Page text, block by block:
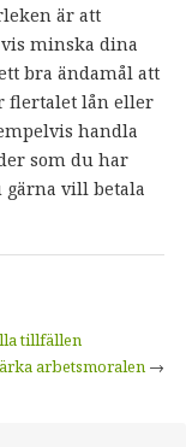
är att
minska dina
bra ändamål att
flertalet lån eller
handla
som du har
gärna vill betala
tillfällen
arbetsmoralen →